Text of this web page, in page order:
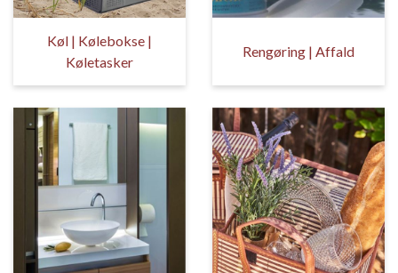
Køl | Kølebokse |
Køletasker
Rengøring | Affald